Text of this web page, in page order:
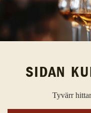
SIDAN
Tyvärr